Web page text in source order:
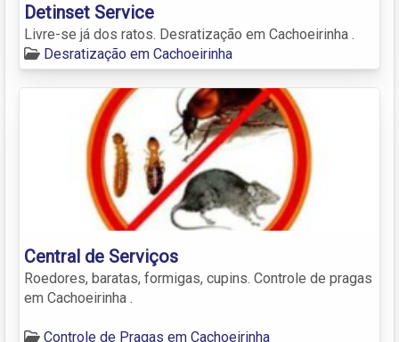
Detinset Service
Livre-se já dos ratos. Desratização em Cachoeirinha .
Desratização em Cachoeirinha
Central de Serviços
Roedores, baratas, formigas, cupins. Controle de pragas
em Cachoeirinha .
Controle de Pragas em Cachoeirinha